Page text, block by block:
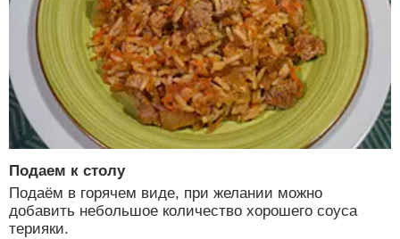
Подаем к столу
Подаём в горячем виде, при желании можно
добавить небольшое количество хорошего соуса
терияки.